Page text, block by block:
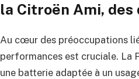
la Citroën Ami,
Au cœur des préoccupations
performances est cruciale. La
une batterie adaptée à un